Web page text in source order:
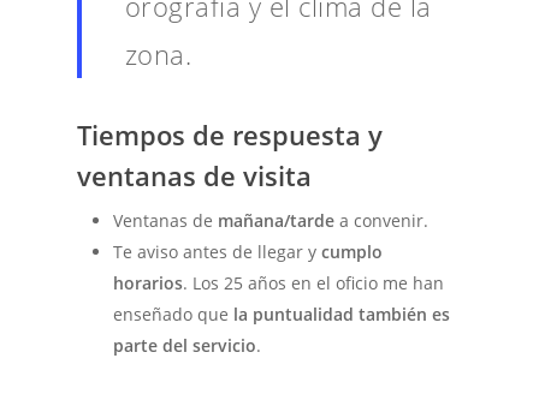
zona.
Tiempos de respuesta y
ventanas de visita
Ventanas de mañana/tarde a convenir.
Te aviso antes de llegar ycumplo
horarios. Los 25 años en el oficio me han
enseñado que la puntualidad también es
parte del servicio.